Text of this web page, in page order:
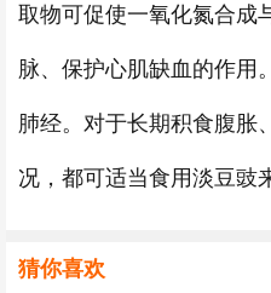
取物可促使一氧化氮合成
脉、保护心肌缺血的作用
肺经。对于长期积食腹胀
况，都可适当食用淡豆豉
猜你喜欢